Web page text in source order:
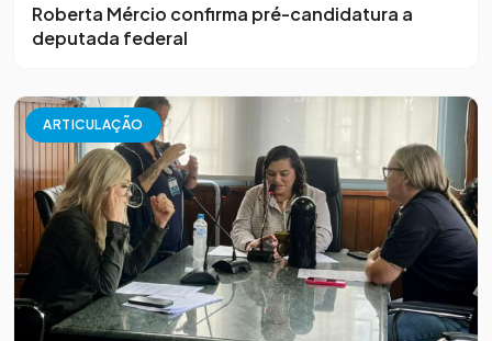
Roberta Mércio confirma pré-candidatura a
deputada federal
ARTICULAÇÃO